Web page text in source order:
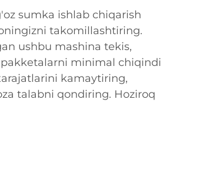
sumka ishlab chiqarish
takomillashtiring.
ushbu mashina tekis,
minimal chiqindi
kamaytiring,
talabni qondiring. Hoziroq